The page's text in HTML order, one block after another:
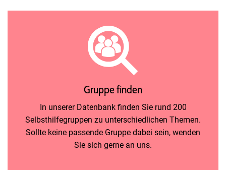
Gruppe finden
In unserer Datenbank finden Sie rund 200
Selbsthilfegruppen zu unterschiedlichen Themen.
Sollte keine passende Gruppe dabei sein, wenden
Sie sich gerne an uns.